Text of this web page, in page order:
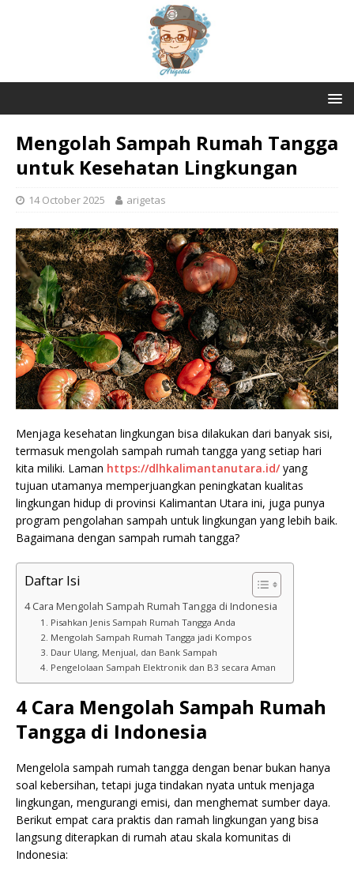
Mengolah Sampah Rumah Tangga
untuk Kesehatan Lingkungan
14 October 2025 arigetas
Menjaga kesehatan lingkungan bisa dilakukan dari banyak sisi,
termasuk mengolah sampah rumah tangga yang setiap hari
kita miliki. Laman https://dlhkalimantanutara.id/yang
tujuan utamanya memperjuangkan peningkatan kualitas
lingkungan hidup di provinsi Kalimantan Utara ini, juga punya
program pengolahan sampah untuk lingkungan yang lebih baik.
Bagaimana dengan sampah rumah tangga?
Daftar Isi
4 Cara Mengolah Sampah Rumah Tangga di Indonesia
1. Pisahkan Jenis Sampah Rumah Tangga Anda
2. Mengolah Sampah Rumah Tangga jadi Kompos
3. Daur Ulang, Menjual, dan Bank Sampah
4. Pengelolaan Sampah Elektronik dan B3 secara Aman
4 Cara Mengolah Sampah Rumah
Tangga di Indonesia
Mengelola sampah rumah tangga dengan benar bukan hanya
soal kebersihan, tetapi juga tindakan nyata untuk menjaga
lingkungan, mengurangi emisi, dan menghemat sumber daya.
Berikut empat cara praktis dan ramah lingkungan yang bisa
langsung diterapkan di rumah atau skala komunitas di
Indonesia: